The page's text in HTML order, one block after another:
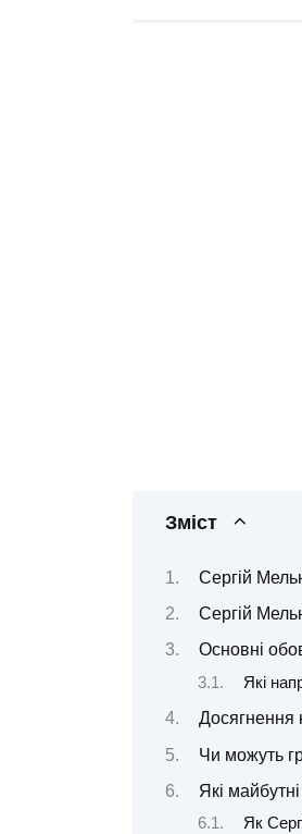
Зміст
Сергій
Сергій
Основні
Які
Досягнення
Чи можуть
Які
Як